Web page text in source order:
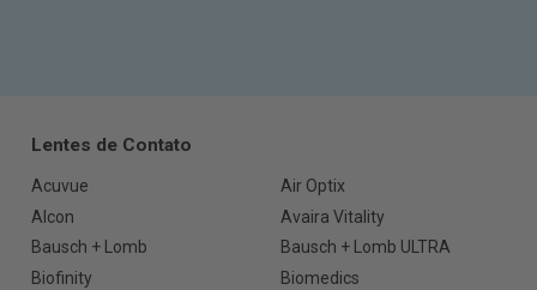
Lentes de Contato
Acuvue
Air Optix
Alcon
Avaira Vitality
Bausch + Lomb
Bausch + Lomb ULTRA
Biofinity
Biomedics